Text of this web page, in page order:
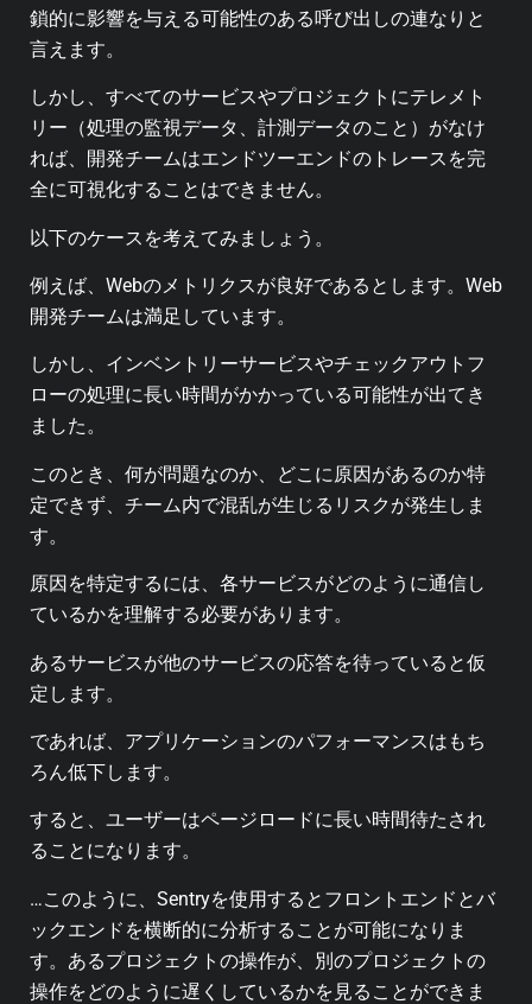
鎖的に影響を与える可能性のある呼び出しの連なりと
言えます。
しかし、すべてのサービスやプロジェクトにテレメト
リー（処理の監視データ、計測データのこと）がなけ
れば、開発チームはエンドツーエンドのトレースを完
全に可視化することはできません。
以下のケースを考えてみましょう。
例えば、Webのメトリクスが良好であるとします。 Web
開発チームは満足しています。
しかし、インベントリーサービスやチェックアウトフ
ローの処理に長い時間がかかっている可能性が出てき
ました。
このとき、何が問題なのか、どこに原因があるのか特
定できず、チーム内で混乱が生じるリスクが発生しま
す。
原因を特定するには、各サービスがどのように通信し
ているかを理解する必要があります。
あるサービスが他のサービスの応答を待っていると仮
定します。
であれば、アプリケーションのパフォーマンスはもち
ろん低下します。
すると、ユーザーはページロードに長い時間待たされ
ることになります。
…このように、Sentryを使用するとフロントエンドとバ
ックエンドを横断的に分析することが可能になりま
す。あるプロジェクトの操作が、別のプロジェクトの
操作をどのように遅くしているかを見ることができま